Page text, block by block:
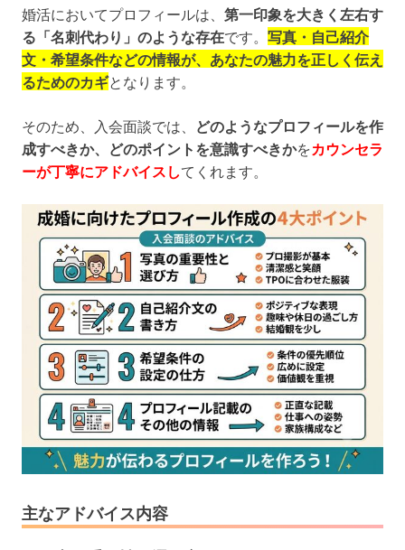
婚活においてプロフィールは、 第一印象を大きく左右す
る「名刺代わり」のような存在です。 写真・自己紹介
文・希望条件などの情報が、あなたの魅力を正しく伝え
るためのカギとなります。
そのため、入会面談では、 どのようなプロフィールを作
成すべきか、どのポイントを意識すべきかをカウンセラ
ーが丁寧にアドバイスしてくれます。
主なアドバイス内容